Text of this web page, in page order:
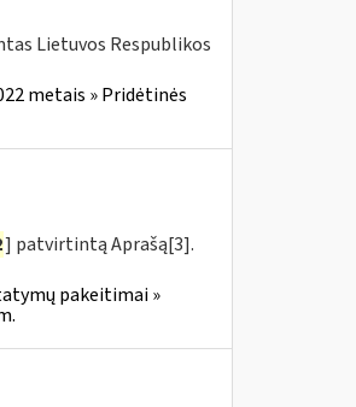
Lietuvos Respublikos
metais » Pridėtinės
] patvirtintą Aprašą[3].
pakeitimai »